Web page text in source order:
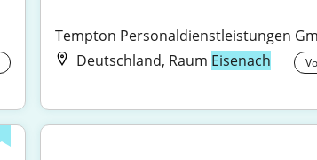
Tempton Personaldienstleistungen
Deutschland, Raum Eisenach